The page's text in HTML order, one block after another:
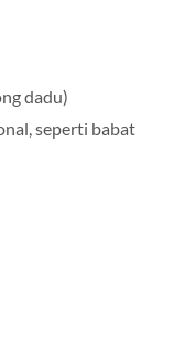
dadu)
seperti babat